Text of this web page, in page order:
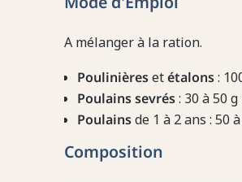
A mélanger à la ration.
Poulinièresetétalons:
Poulains sevrés: 30 à 50
Poulainsde 1 à 2 ans : 50
Composition